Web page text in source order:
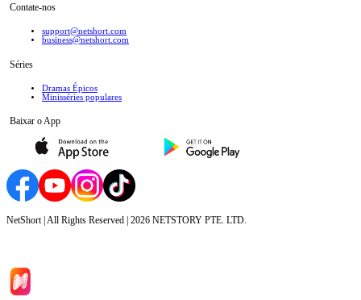
Contate-nos
support@netshort.com
business@netshort.com
Séries
Dramas Épicos
Minisséries populares
Baixar o App
NetShort | All Rights Reserved | 2026 NETSTORY PTE. LTD.